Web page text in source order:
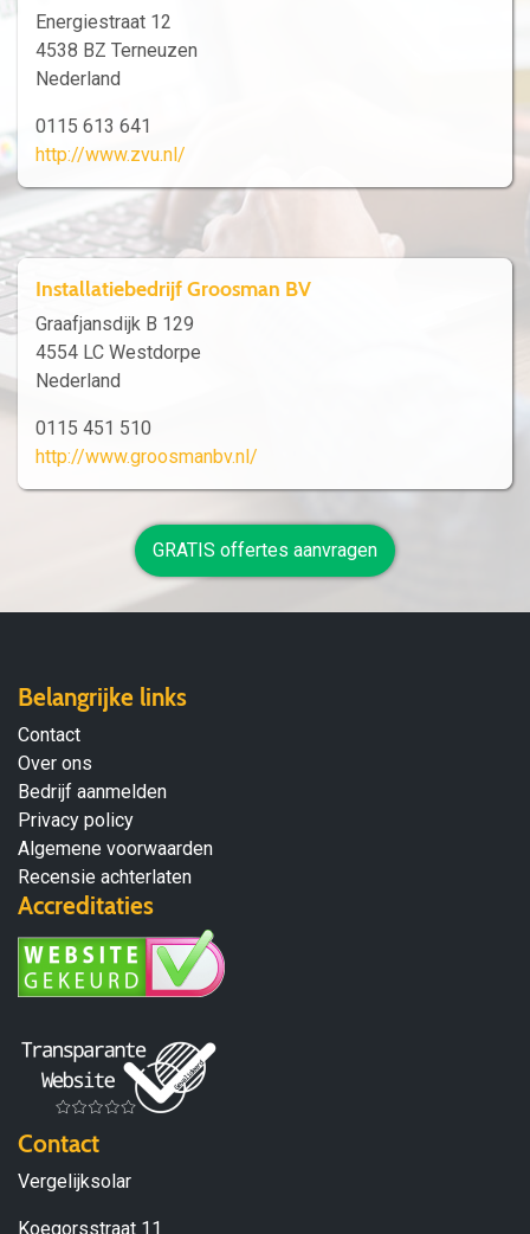
Energiestraat 12
4538 BZ Terneuzen
Nederland
0115 613 641
http://www.zvu.nl/
Installatiebedrijf Groosman BV
Graafjansdijk B 129
4554 LC Westdorpe
Nederland
0115 451 510
http://www.groosmanbv.nl/
GRATIS offertes aanvragen
Belangrijke links
Contact
Over ons
Bedrijf aanmelden
Privacy policy
Algemene voorwaarden
Recensie achterlaten
Accreditaties
Contact
Vergelijksolar
Koegorsstraat 11